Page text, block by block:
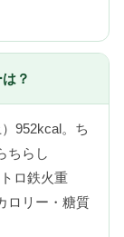
？
952kcal。ち
ちらし
ロ鉄火重
ロリー・糖質